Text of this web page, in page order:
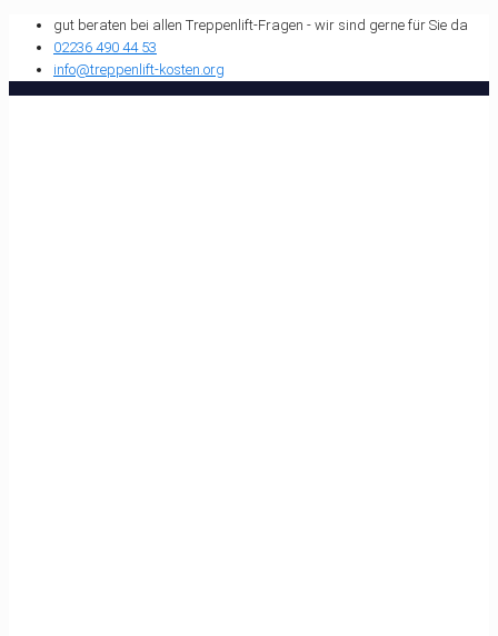
gut beraten bei allen Treppenlift-Fragen - wir sind gerne für Sie da
02236 490 44 53
info@treppenlift-kosten.org